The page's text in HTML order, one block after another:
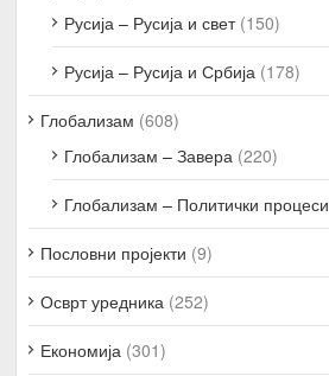
Русија – Русија и свет(150)
Русија – Русија и Србија (178)
Глобализам (608)
Глобализам – Завера (220)
Глобализам – Политички процеси
Пословни пројекти (9)
Осврт уредника (252)
Економија (301)